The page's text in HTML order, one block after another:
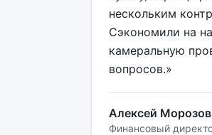
нескольким
Сэкономили на
камеральную
вопросов.»
Алексей Морозов
Финансовый